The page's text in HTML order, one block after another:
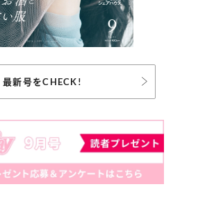
最新号をCHECK!